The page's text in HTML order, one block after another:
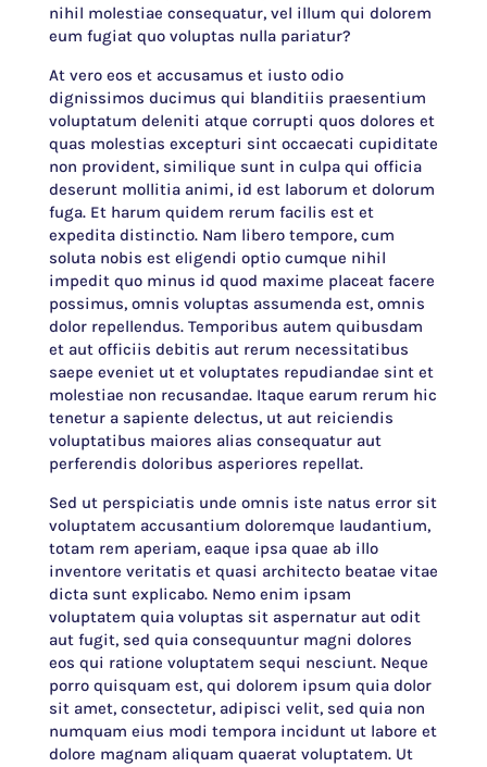
nihil molestiae consequatur, vel illum qui dolorem
eum fugiat quo voluptas nulla pariatur?
At vero eos et accusamus et iusto odio
dignissimos ducimus qui blanditiis praesentium
voluptatum deleniti atque corrupti quos dolores et
quas molestias excepturi sint occaecati cupiditate
non provident, similique sunt in culpa qui officia
deserunt mollitia animi, id est laborum et dolorum
fuga. Et harum quidem rerum facilis est et
expedita distinctio. Nam libero tempore, cum
soluta nobis est eligendi optio cumque nihil
impedit quo minus id quod maxime placeat facere
possimus, omnis voluptas assumenda est, omnis
dolor repellendus. Temporibus autem quibusdam
et aut officiis debitis aut rerum necessitatibus
saepe eveniet ut et voluptates repudiandae sint et
molestiae non recusandae. Itaque earum rerum hic
tenetur a sapiente delectus, ut aut reiciendis
voluptatibus maiores alias consequatur aut
perferendis doloribus asperiores repellat.
Sed ut perspiciatis unde omnis iste natus error sit
voluptatem accusantium doloremque laudantium,
totam rem aperiam, eaque ipsa quae ab illo
inventore veritatis et quasi architecto beatae vitae
dicta sunt explicabo. Nemo enim ipsam
voluptatem quia voluptas sit aspernatur aut odit
aut fugit, sed quia consequuntur magni dolores
eos qui ratione voluptatem sequi nesciunt. Neque
porro quisquam est, qui dolorem ipsum quia dolor
sit amet, consectetur, adipisci velit, sed quia non
numquam eius modi tempora incidunt ut labore et
dolore magnam aliquam quaerat voluptatem. Ut